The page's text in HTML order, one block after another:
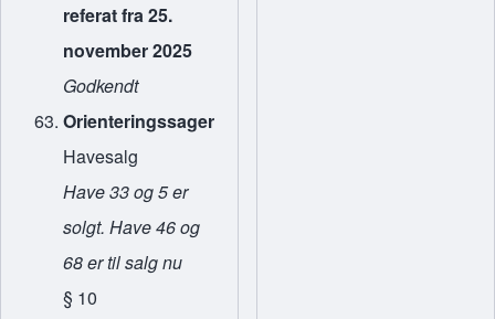
referat fra 25.
november 2025
Godkendt
Orienteringssager
Havesalg
Have 33 og 5 er
solgt. Have 46 og
68 er til salg nu
§ 10